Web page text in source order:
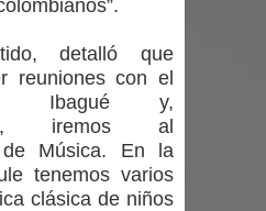
detalló que
reuniones con el
Ibagué y,
iremos al
de Música. En la
tenemos varios
clásica de niños